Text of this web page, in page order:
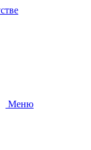
Меню